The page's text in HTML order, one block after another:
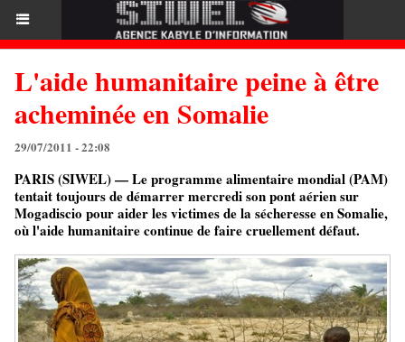
L'aide humanitaire peine à être
acheminée en Somalie
29/07/2011 - 22:08
PARIS (SIWEL) — Le programme alimentaire mondial (PAM)
tentait toujours de démarrer mercredi son pont aérien sur
Mogadiscio pour aider les victimes de la sécheresse en Somalie,
où l'aide humanitaire continue de faire cruellement défaut.